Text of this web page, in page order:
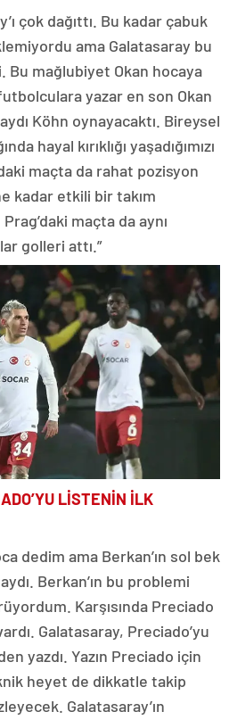
çok dağıttı. Bu kadar çabuk
ama Galatasaray bu
Bu mağlubiyet Okan hocaya
yazar en son Okan
Köhn oynayacaktı. Bireysel
hayal kırıklığı yaşadığımızı
maçta da rahat pozisyon
kadar etkili bir takım
maçta da aynı
golleri attı.”
LİSTENİN İLK
dedim ama Berkan’ın sol bek
Berkan’ın bu problemi
Karşısında Preciado
Galatasaray, Preciado’yu
yazdı. Yazın Preciado için
heyet de dikkatle takip
Galatasaray’ın